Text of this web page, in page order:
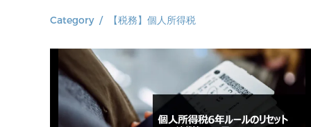
Category / 【税務】個人所得税